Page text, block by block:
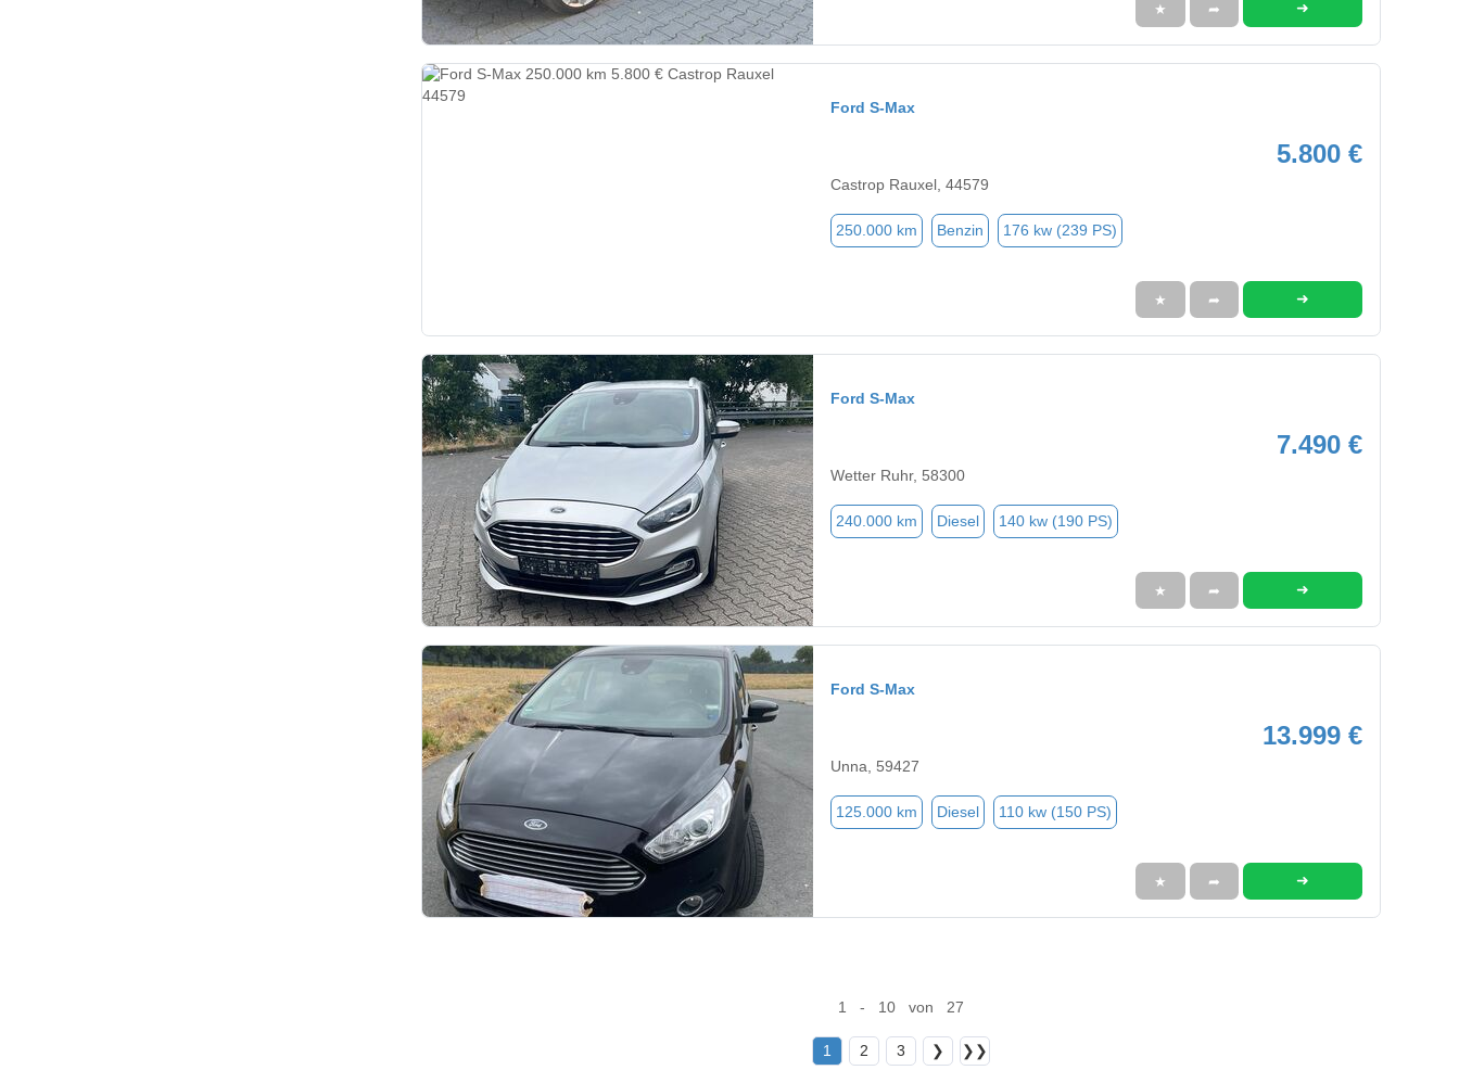
★ ➦ ➜
Ford S-Max
5.800 €
Castrop Rauxel, 44579
250.000 km Benzin 176 kw (239 PS)
★ ➦ ➜
Ford S-Max
7.490 €
Wetter Ruhr, 58300
240.000 km Diesel 140 kw (190 PS)
★ ➦ ➜
Ford S-Max
13.999 €
Unna, 59427
125.000 km Diesel 110 kw (150 PS)
★ ➦ ➜
1 - 10 von 27
1 2 3 ❯ ❯❯